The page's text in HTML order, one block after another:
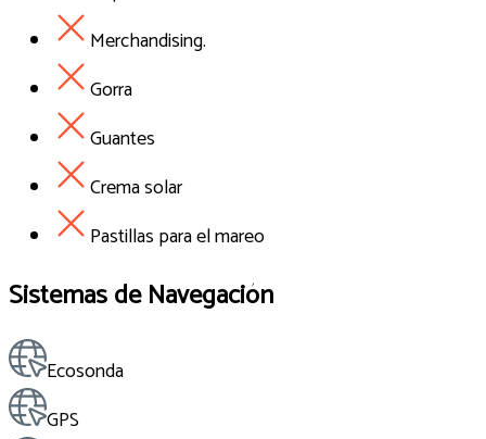
Merchandising.
Gorra
Guantes
Crema solar
Pastillas para el mareo
Sistemas de Navegación
Ecosonda
GPS